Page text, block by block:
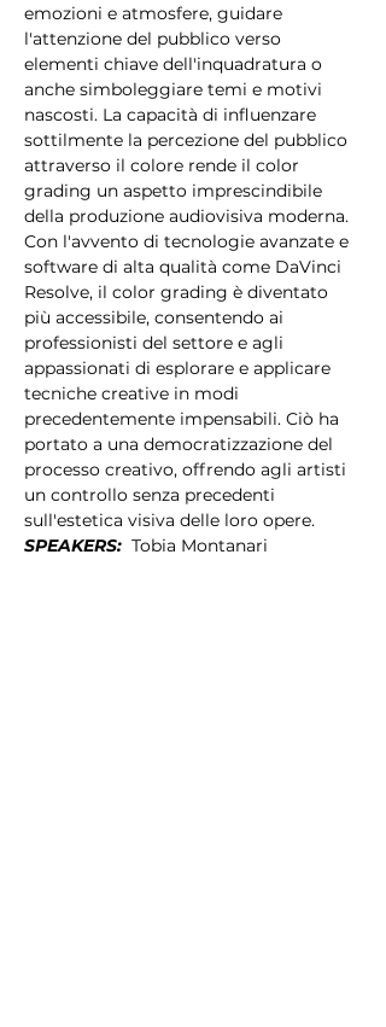
emozioni e atmosfere, guidare
l'attenzione del pubblico verso
elementi chiave dell'inquadratura o
anche simboleggiare temi e motivi
nascosti. La capacità di influenzare
sottilmente la percezione del pubblico
attraverso il colore rende il color
grading un aspetto imprescindibile
della produzione audiovisiva moderna.
Con l'avvento di tecnologie avanzate e
software di alta qualità come DaVinci
Resolve, il color grading è diventato
più accessibile, consentendo ai
professionisti del settore e agli
appassionati di esplorare e applicare
tecniche creative in modi
precedentemente impensabili. Ciò ha
portato a una democratizzazione del
processo creativo, offrendo agli artisti
un controllo senza precedenti
sull'estetica visiva delle loro opere.
SPEAKERS: Tobia Montanari